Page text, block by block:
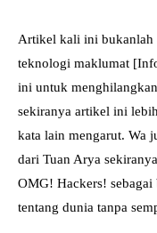
Artikel kali ini bukanlah
teknologi maklumat
ini untuk
sekiranya artikel ini
kata lain mengarut. Wa
dari Tuan Arya
OMG! Hackers!
tentang dunia tanpa